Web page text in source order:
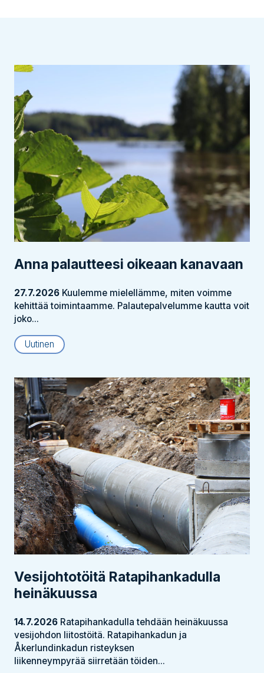
Anna palautteesi oikeaan kanavaan
27.7.2026 Kuulemme mielellämme, miten voimme
kehittää toimintaamme. Palautepalvelumme kautta voit
joko...
Uutinen
Vesijohtotöitä Ratapihankadulla
heinäkuussa
14.7.2026 Ratapihankadulla tehdään heinäkuussa
vesijohdon liitostöitä. Ratapihankadun ja
Åkerlundinkadun risteyksen
liikenneympyrää siirretään töiden...